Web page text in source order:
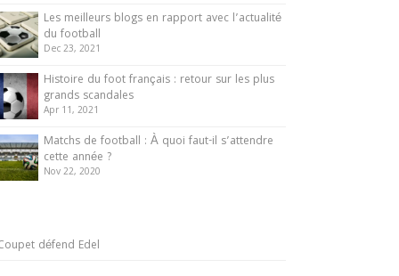
Les meilleurs blogs en rapport avec l’actualité
du football
Dec 23, 2021
Histoire du foot français : retour sur les plus
grands scandales
Apr 11, 2021
Matchs de football : À quoi faut-il s’attendre
cette année ?
Nov 22, 2020
défend Edel